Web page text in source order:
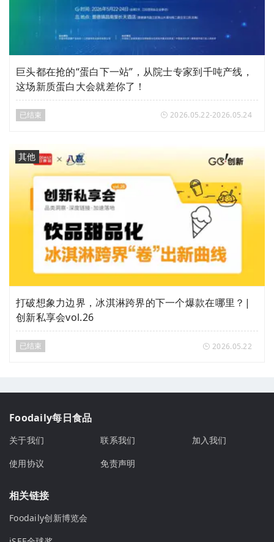
巨头都在抢的“蛋白下一站”，从院士专家到千吨产线，
这场新质蛋白大会就差你了！
已结束 2026.05.22-2026.05.24
其他
打破想象力边界，冰淇淋跨界的下一个爆款在哪里？|
创新私享会vol.26
已结束 2026.05.22
Foodaily每日食品
关于我们 联系我们
加入我们
使用协议
免责声明
相关链接
Foodaily创新博览会